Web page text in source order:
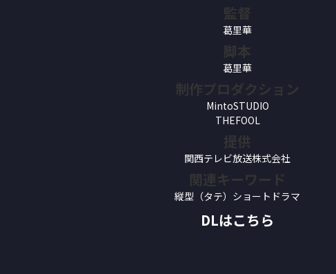
監督
葛里華
脚本
葛里華
制作プロダクション
MintoSTUDIO
THEFOOL
提供
関西テレビ放送株式会社
関連キーワード
縦型（タテ）ショートドラマ
DLはこちら